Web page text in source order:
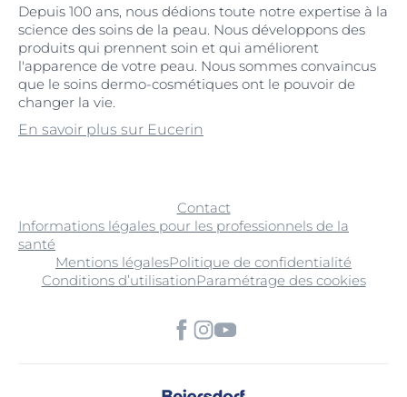
Depuis 100 ans, nous dédions toute notre expertise à la
science des soins de la peau. Nous développons des
produits qui prennent soin et qui améliorent
l'apparence de votre peau. Nous sommes convaincus
que le soins dermo-cosmétiques ont le pouvoir de
changer la vie.
En savoir plus sur Eucerin
Contact
Informations légales pour les professionnels de la
santé
Mentions légalesPolitique de confidentialité
Conditions d’utilisationParamétrage des cookies